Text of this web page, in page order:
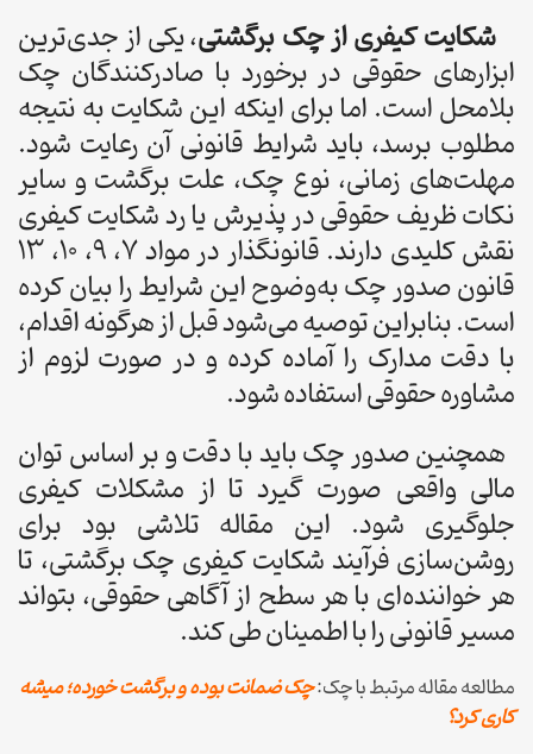
شکایت کیفری از چک برگشتی، یکی از جدی‌ترین
ابزارهای حقوقی در برخورد با صادرکنندگان چک
بلامحل است. اما برای اینکه این شکایت به نتیجه
مطلوب برسد، باید شرایط قانونی آن رعایت شود.
مهلت‌های زمانی، نوع چک، علت برگشت و سایر
نکات ظریف حقوقی در پذیرش یا رد شکایت کیفری
نقش کلیدی دارند. قانونگذار در مواد ۷، ۹، ۱۰، ۱۳
قانون صدور چک به‌وضوح این شرایط را بیان کرده
است. بنابراین توصیه می‌شود قبل از هرگونه اقدام،
با دقت مدارک را آماده کرده و در صورت لزوم از
مشاوره حقوقی استفاده شود.
همچنین صدور چک باید با دقت و بر اساس توان
مالی واقعی صورت گیرد تا از مشکلات کیفری
جلوگیری شود. این مقاله تلاشی بود برای
روشن‌سازی فرآیند شکایت کیفری چک برگشتی، تا
هر خواننده‌ای با هر سطح از آگاهی حقوقی، بتواند
مسیر قانونی را با اطمینان طی کند.
مطالعه مقاله مرتبط با چک:چک ضمانت بوده و برگشت خورده؛ میشه
کاری کرد؟